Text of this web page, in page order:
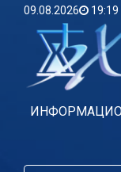
09.08.2026 19:19